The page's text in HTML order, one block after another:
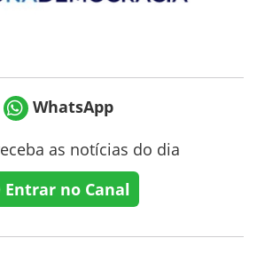
WhatsApp
as notícias do dia
Entrar no Canal